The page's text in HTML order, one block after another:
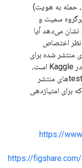
حمله به هویت)
سمیت و
یا 1) هستند که نشان می‌دهد آیا
نظر اختصاص
منتشر شده برای
چالش طبقه‌بندی نظرات سمی Jigsaw در Kaggle است،
با مجموعه داده‌های آزمایشی به test_label‌های منتشر
برای امتیازدهی
https://
https://